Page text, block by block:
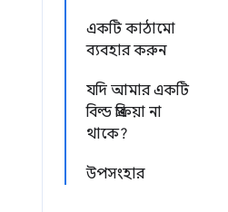
একটি কাঠামো
ব্যবহার করুন
যদি আমার একটি
বিল্ড প্রক্রিয়া না
থাকে?
উপসংহার